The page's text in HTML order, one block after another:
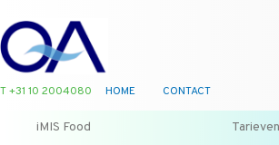
T +31 10 2004080 HOME CONTACT
iMIS Food
Tarieven